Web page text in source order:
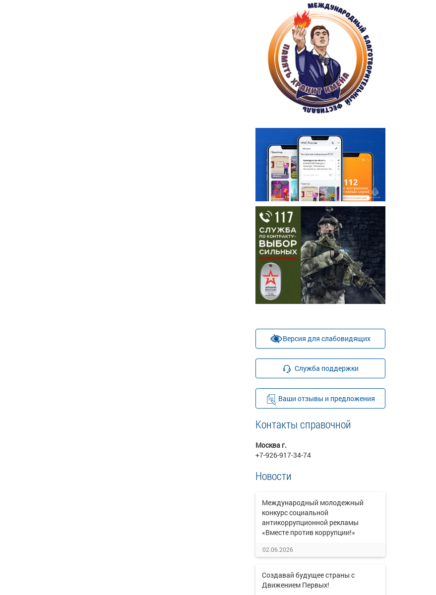
Версия для слабовидящих
Служба поддержки
Ваши отзывы и предложения
Контакты справочной
Москва г.
+7-926-917-34-74
Новости
Международный молодежный
конкурс социальной
антикоррупционной рекламы
«Вместе против коррупции!»
02.06.2026
Создавай будущее страны с
Движением Первых!